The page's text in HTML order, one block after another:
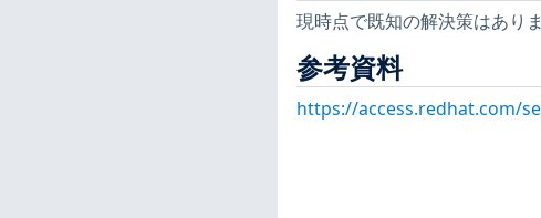
現時点で既知の解決策はありま
参考資料
https://access.redhat.com/